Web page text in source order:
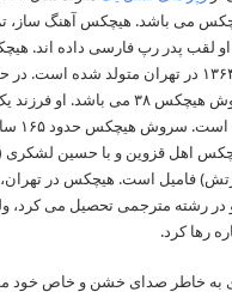
می باشد. هیچکس آهنگ ساز،
لقب پدر رپ فارسی داده اند.
۱۹ اردیبهشت ۱۳۶۴ در تهران متولد شده است. در
حاضر سن سروش هیچکس ۳۸ می باشد. او فرزند
خانواده ۵
اهل قزوین و با حسین لشکری
فامیل است. هیچکس در
در رشته مترجمی تحصیل می‌ کرد،
رها کرد.
خاطر صدای خشن و خاص خود